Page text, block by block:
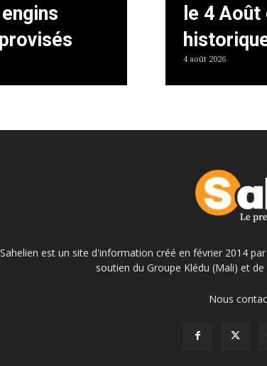
le 4
4 août 2026
Sahelien est un site d'information créé en février 2014
soutien du Groupe Klédu (Mali) et
Nous